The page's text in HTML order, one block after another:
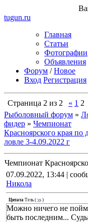
tugun.ru
Главная
Статьи
Фотографии
Объявления
Форум /Новое
Вход Регистрация
Страница 2 из 2 « 1 2
Рыболовный форум »
фидер » Чемпионат
Красноярского края по
ловле 3-4.09.2022 г
Чемпионат
07.09.2022, 13:44 |
Никола
Цитата Тель ( )
Можно ничего не
быть последним...